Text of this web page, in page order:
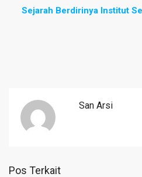
Sejarah Berdirinya Institut
San Arsi
Pos Terkait